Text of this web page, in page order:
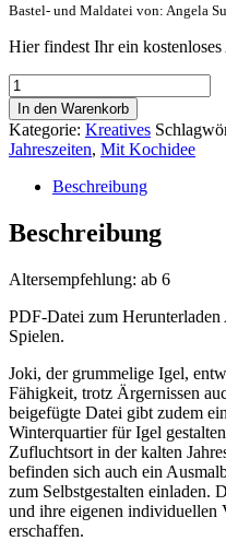
Bastel- und Maldatei von: Angela
Hier findest Ihr ein
Joki,
der
stachelige
Igel
Menge
In den Warenkorb
Kategorie: Kreatives
Jahreszeiten, Mit Kochidee
Beschreibung
Beschreibung
Altersempfehlung: ab 6
PDF-Datei zum
Spielen.
Joki, der grummelige Igel,
Fähigkeit, trotz Ärgernissen
beigefügte Datei gibt zudem
Winterquartier für Igel
Zufluchtsort in der kalten
befinden sich auch ein
zum Selbstgestalten einladen.
und ihre eigenen individuellen
erschaffen.